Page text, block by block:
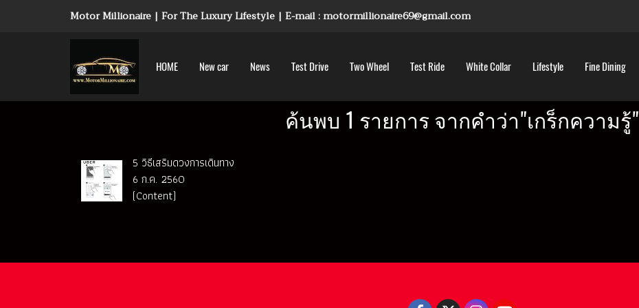
Motor Millionaire | For The Luxury Lifestyle | E-mail : motormillionaire69@gmail.com
HOME New car News Test Drive Two Wheel Test Ride White Collar Lifestyle Fine Dining
ค้นพบ 1 รายการ จากคำว่า"เกร็กความรู้"
5 วิธีเสริมดวงการเดินทาง
6 ก.ค. 2560
(Content)